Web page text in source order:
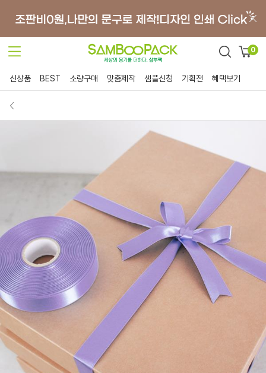
0
신상품 BEST 소량구매 맞춤제작 샘플신청 기획전 혜택보기